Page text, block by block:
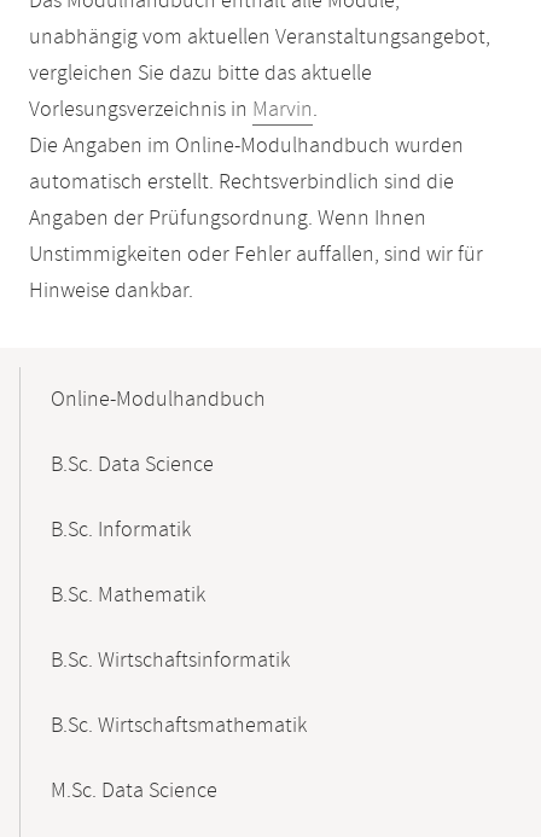
unabhängig vom aktuellen Veranstaltungsangebot,
vergleichen Sie dazu bitte das aktuelle
Vorlesungsverzeichnis in Marvin.
Die Angaben im Online-Modulhandbuch wurden
automatisch erstellt. Rechtsverbindlich sind die
Angaben der Prüfungsordnung. Wenn Ihnen
Unstimmigkeiten oder Fehler auffallen, sind wir für
Hinweise dankbar.
NavigationOnline-Modulhandbuch
B.Sc. Data Science
B.Sc. Informatik
B.Sc. Mathematik
B.Sc. Wirtschaftsinformatik
B.Sc. Wirtschaftsmathematik
M.Sc. Data Science